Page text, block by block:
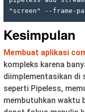
"screen" --frame-
Kesimpulan
Membuat aplikasi
kompleks karena
diimplementasikan di
seperti Pipeless,
membutuhkan waktu